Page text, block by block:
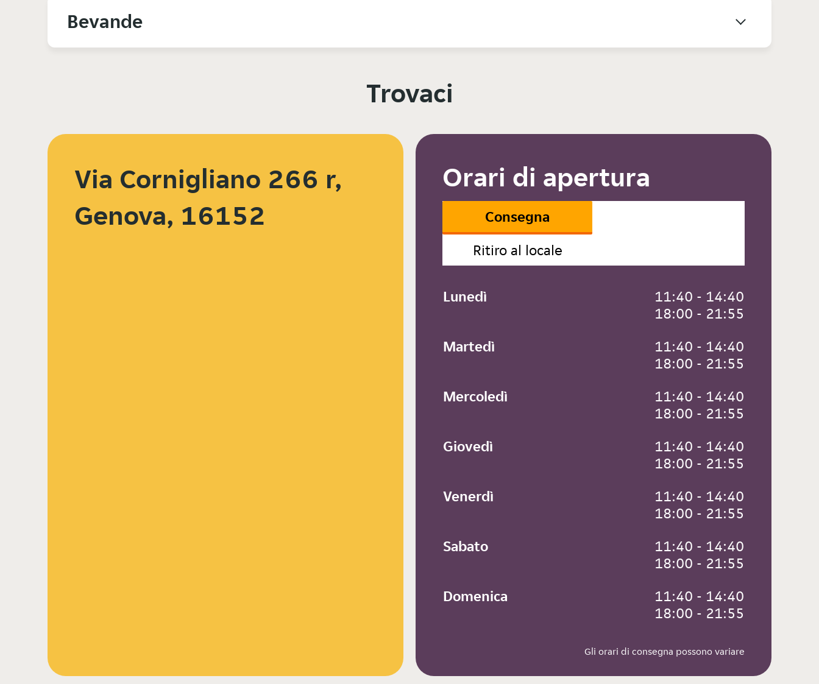
Bevande
Trovaci
Via Cornigliano 266 r,
Genova, 16152
Orari di apertura
Consegna
Ritiro al locale
Lunedì
11:40 - 14:40
18:00 - 21:55
Martedì
11:40 - 14:40
18:00 - 21:55
Mercoledì
11:40 - 14:40
18:00 - 21:55
Giovedì
11:40 - 14:40
18:00 - 21:55
Venerdì
11:40 - 14:40
18:00 - 21:55
Sabato
11:40 - 14:40
18:00 - 21:55
Domenica
11:40 - 14:40
18:00 - 21:55
Gli orari di consegna possono variare